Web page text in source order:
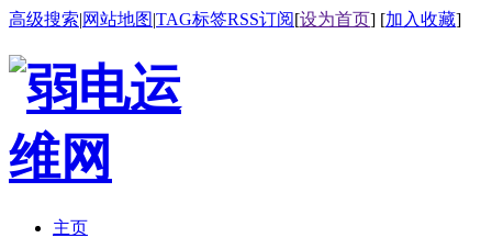
高级搜索|网站地图|TAG标签RSS订阅[设为首页] [加入收藏]
主页